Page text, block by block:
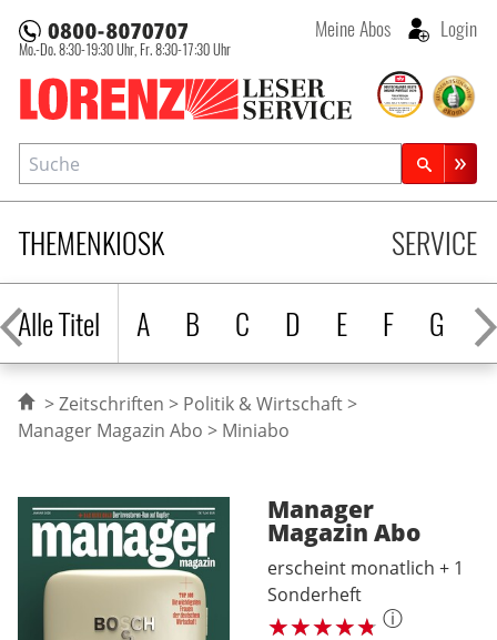
Lorenz Leserservice
Mo.-Do. 8:30-19:30 Uhr, Fr. 8:30-17:30 Uhr
Meine Abos Login
THEMENKIOSK
Alle Titel
A B C D E F G H
SERVICE
Suche
Zeitschriftensuche
Zeitschriften
Politik & Wirtschaft
Manager Magazin Abo
Miniabo
Manager
Magazin Abo
erscheint monatlich + 1
Sonderheft
ⓘ